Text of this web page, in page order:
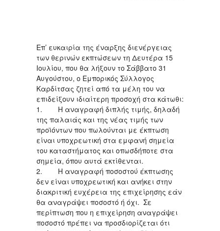
Επ’ ευκαιρία της έναρξης διενέργειας
των θερινών εκπτώσεων τη Δευτέρα 15
Ιουλίου, που θα λήξουν τo Σάββατο 31
Αυγούστου, ο Εμπορικός Σύλλογος
Καρδίτσας ζητεί από τα μέλη του να
επιδείξουν ιδιαίτερη προσοχή στα κάτωθι:
1. Η αναγραφή διπλής τιμής, δηλαδή
της παλαιάς και της νέας τιμής των
προϊόντων που πωλούνται με έκπτωση
είναι υποχρεωτική στα εμφανή σημεία
του καταστήματος και οπωσδήποτε στα
σημεία, όπου αυτά εκτίθενται.
2. Η αναγραφή ποσοστού έκπτωσης
δεν είναι υποχρεωτική και ανήκει στην
διακριτική ευχέρεια της επιχείρησης εάν
θα αναγράψει ποσοστό ή όχι. Σε
περίπτωση που η επιχείρηση αναγράψει
ποσοστό πρέπει να προσδιορίζεται ότι